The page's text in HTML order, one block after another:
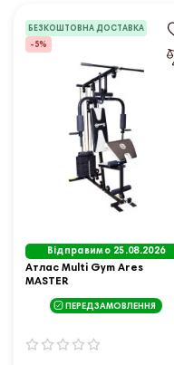
БЕЗКОШТОВНА ДОСТАВКА
-5%
Відправимо 25.08.2026
Атлас Multi Gym Ares
MASTER
ПЕРЕДЗАМОВЛЕННЯ